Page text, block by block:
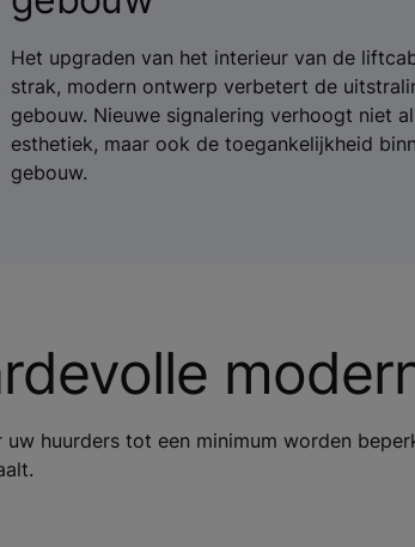
Het upgraden van het interieur van de
strak, modern ontwerp verbetert de
gebouw. Nieuwe signalering verhoogt niet
esthetiek, maar ook de toegankelijkheid
gebouw.
huurders tot een minimum worden